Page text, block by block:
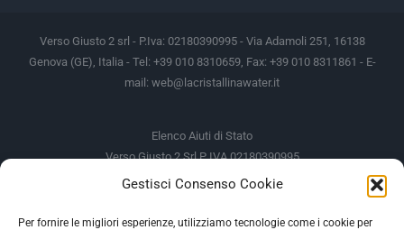
Gestisci Consenso Cookie
Per fornire le migliori esperienze, utilizziamo tecnologie come i cookie per
Verso Giusto 2 srl - P.Iva: 02180390995 - Via Adamoli 251, 16138
Genova (GE), Italia - Tel: +39 010 8310659, Fax: +39 010 8311861 - E-
mail: web@lacristallinawater.it
Elenco Aiuti di Stato
Verso Giusto 2 Srl P IVA 02180390995
Soggetto Erogante
Somma Incassata
Agenzia delle Entrate
49.338,00 €